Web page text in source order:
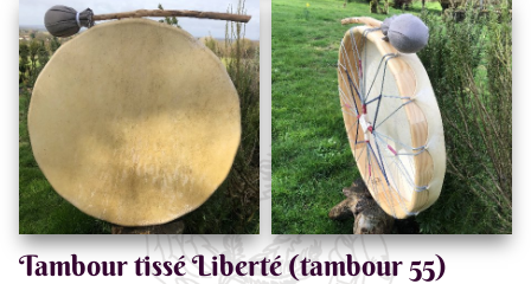
Tambour tissé Liberté (tambour 55)